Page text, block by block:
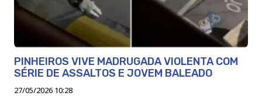
PINHEIROS VIVE MADRUGADA VIOLENTA COM
SÉRIE DE ASSALTOS E JOVEM BALEADO
27/05/2026 10:28